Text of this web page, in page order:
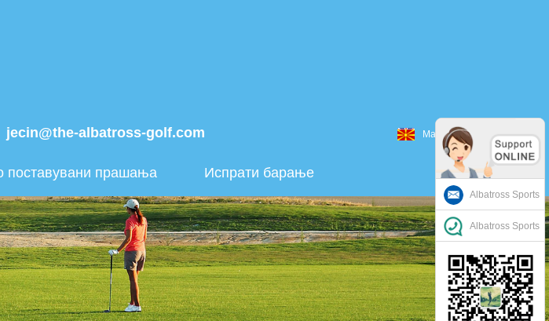
jecin@the-albatross-golf.com Македонски
поставувани прашања Испрати барање
Albatross Sports
Albatross Sports